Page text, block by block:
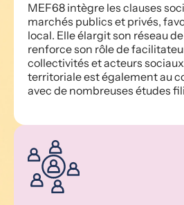
MEF68 intègre les clauses
marchés publics et privés,
local. Elle élargit son réseau
renforce son rôle de
collectivités et acteurs
territoriale est également au
avec de nombreuses études